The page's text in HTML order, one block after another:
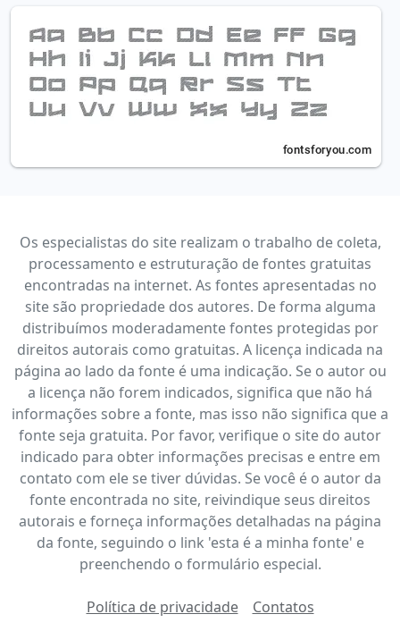
Os especialistas do site realizam o trabalho de coleta,
processamento e estruturação de fontes gratuitas
encontradas na internet. As fontes apresentadas no
site são propriedade dos autores. De forma alguma
distribuímos moderadamente fontes protegidas por
direitos autorais como gratuitas. A licença indicada na
página ao lado da fonte é uma indicação. Se o autor ou
a licença não forem indicados, significa que não há
informações sobre a fonte, mas isso não significa que a
fonte seja gratuita. Por favor, verifique o site do autor
indicado para obter informações precisas e entre em
contato com ele se tiver dúvidas. Se você é o autor da
fonte encontrada no site, reivindique seus direitos
autorais e forneça informações detalhadas na página
da fonte, seguindo o link 'esta é a minha fonte' e
preenchendo o formulário especial.
Política de privacidade Contatos